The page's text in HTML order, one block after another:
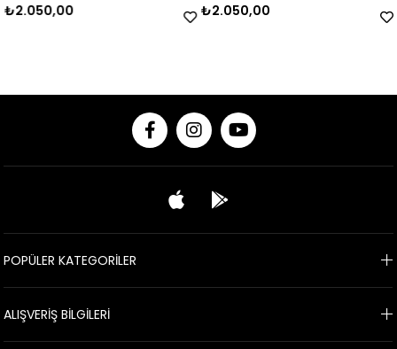
₺2.050,00 ₺2.050,00
POPÜLER KATEGORİLER
ALIŞVERİŞ BİLGİLERİ